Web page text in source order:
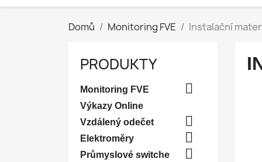
Domů Monitoring FVE Instalační
PRODUKTY
Monitoring FVE 
Výkazy Online
Vzdálený odečet

Elektroměry 
Průmyslové switche 